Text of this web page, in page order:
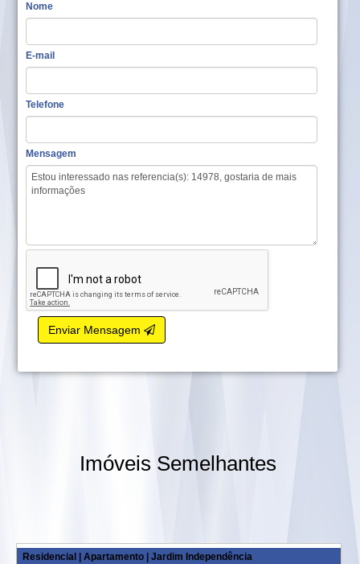
Nome
E-mail
Telefone
Mensagem
Enviar Mensagem
Imóveis Semelhantes
Residencial | Apartamento | Jardim Independência